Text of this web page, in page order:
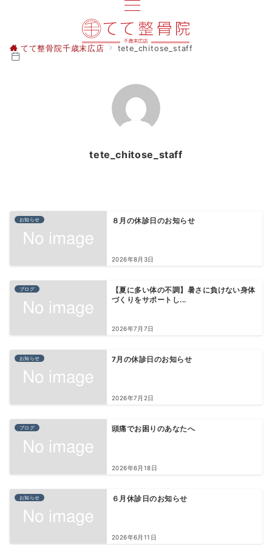
てて整骨院千歳末広店 tete_chitose_staff
tete_chitose_staff
お知らせ ８月の休診日のお知らせ
2026年8月3日
ブログ
【夏に多い体の不調】暑さに負けない身体
づくりをサポートし...
2026年7月7日
お知らせ 7月の休診日のお知らせ
2026年7月2日
ブログ 頭痛でお困りのあなたへ
2026年6月18日
お知らせ ６月休診日のお知らせ
2026年6月11日